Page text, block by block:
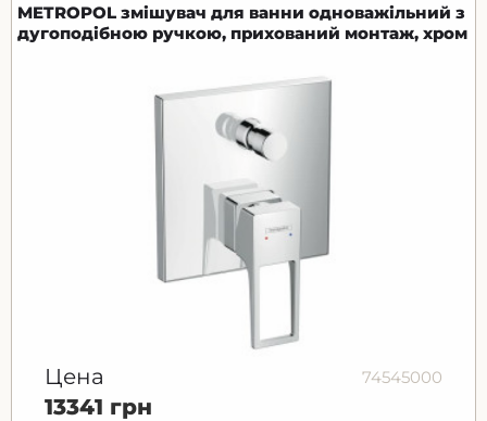
METROPOL змішувач для ванни одноважільний з
дугоподібною ручкою, прихований монтаж, хром
Цена 74545000
13341 грн